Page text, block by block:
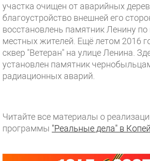
участка очищен от аварийных
благоустройство внешней его
восстановлень памятник Ленину по
местных жителей. Ещё летом 2016
сквер "Ветеран" на улице Ленина.
установлен памятник
радиационных аварий.
Читайте все материалы о
программы "Реальные дела" в